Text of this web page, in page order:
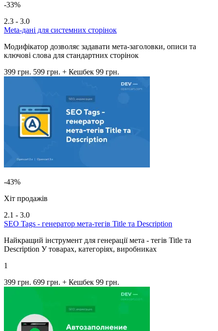
-33%
2.3 - 3.0
Meta-дані для системних сторінок
Модифікатор дозволяє задавати мета-заголовки, описи та
ключові слова для стандартних сторінок
399 грн. 599 грн. + Кешбек 99 грн.
-43%
Хіт продажів
2.1 - 3.0
SEO Tags - генератор мета-тегів Title та Description
Найкращий інструмент для генерації мета - тегів Title та
Description У товарах, категоріях, виробниках
1
399 грн. 699 грн. + Кешбек 99 грн.